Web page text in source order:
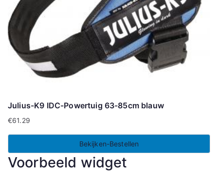
Julius-K9 IDC-Powertuig 63-85cm blauw
€61.29
Bekijken-Bestellen
Voorbeeld widget